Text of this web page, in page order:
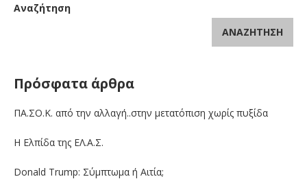
Αναζήτηση
ΑΝΑΖΉΤΗΣΗ
Πρόσφατα άρθρα
ΠΑ.ΣΟ.Κ. από την αλλαγή..στην μετατόπιση χωρίς πυξίδα
Η Ελπίδα της ΕΛ.Α.Σ.
Donald Trump: Σύμπτωμα ή Αιτία;